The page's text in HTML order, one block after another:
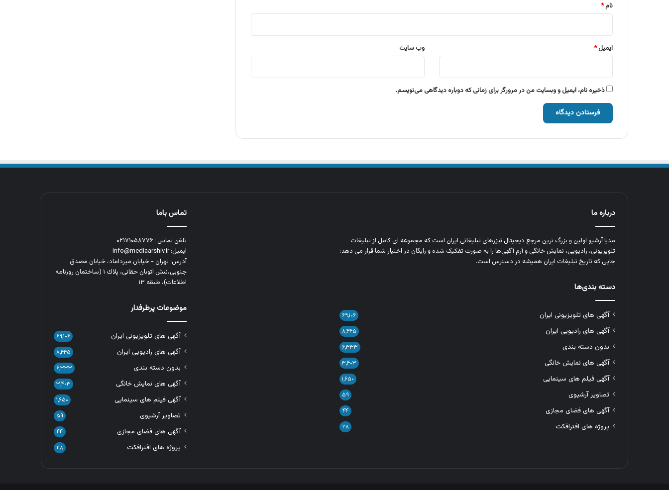
نام*
ایمیل* وب‌ سایت
ذخیره نام، ایمیل و وبسایت من در مرورگر برای زمانی که دوباره دیدگاهی می‌نویسم.
درباره ما
مدیا آرشیو اولین و بزرگ‌ ترین مرجع دیجیتال تیزرهای تبلیغاتی ایران است که مجموعه‌ ای کامل از تبلیغات
تلویزیونی، رادیویی، نمایش خانگی و آرم‌ آگهی‌ها را به‌ صورت تفکیک‌ شده و رایگان در اختیار شما قرار می‌ دهد؛
جایی که تاریخ تبلیغات ایران همیشه در دسترس است.
دسته بندی‌ها
آگهی های تلویزیونی ایران ۶۹,۱۰۶
آگهی های رادیویی ایران ۸,۴۴۵
بدون دسته بندی ۶,۳۳۳
آگهی های نمایش خانگی ۳,۴۰۳
آگهی فیلم های سینمایی ۱,۶۵۰
تصاویر آرشیوی ۵۹
آگهی های فضای مجازی ۴۴
پروژه های افترافکت ۲۸
تماس باما
تلفن تماس : ۰۲۱۷۱۰۵۸۷۷۶
ایمیل: info@mediaarshiv.ir
آدرس: تهران - خیابان میرداماد، خیابان مصدق
جنوبی،نبش اتوبان حقانی، پلاك ١ (ساختمان روزنامه
اطلاعات)، طبقه ۱۳
موضوعات پرطرفدار
آگهی های تلویزیونی ایران ۶۹,۱۰۶
آگهی های رادیویی ایران ۸,۴۴۵
بدون دسته بندی ۶,۳۳۳
آگهی های نمایش خانگی ۳,۴۰۳
آگهی فیلم های سینمایی ۱,۶۵۰
تصاویر آرشیوی ۵۹
آگهی های فضای مجازی ۴۴
پروژه های افترافکت ۲۸